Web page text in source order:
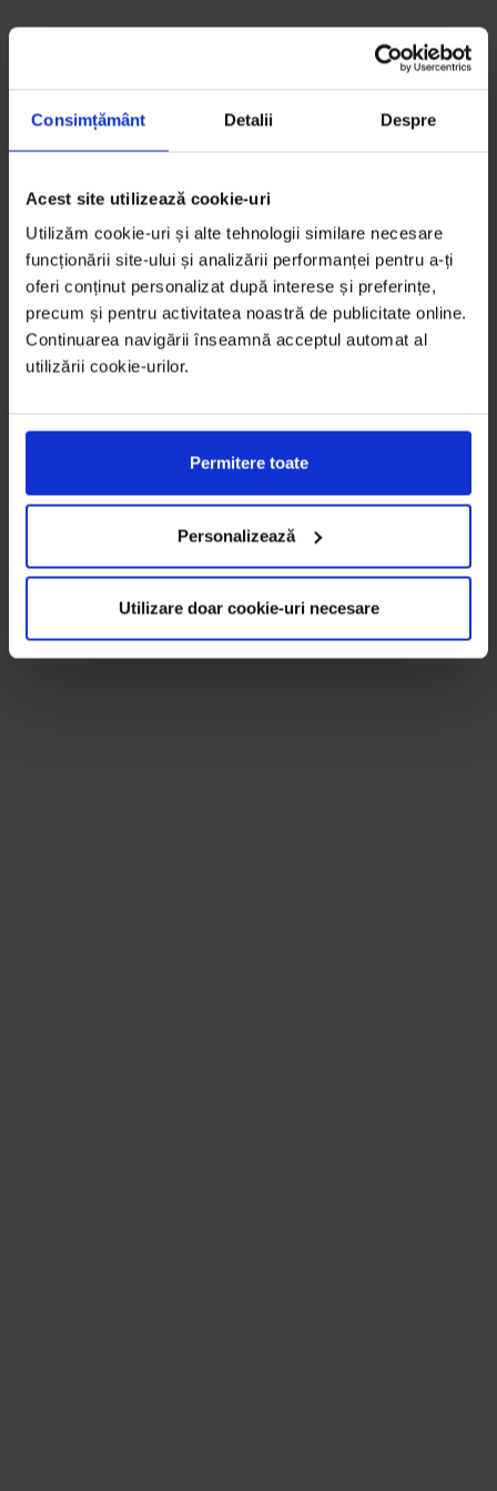
Consimțământ Detalii Despre
Acest site utilizează cookie-uri
Utilizăm cookie-uri și alte tehnologii similare necesare
funcționării site-ului și analizării performanței pentru a-ți
oferi conținut personalizat după interese și preferințe,
precum și pentru activitatea noastră de publicitate online.
Continuarea navigării înseamnă acceptul automat al
utilizării cookie-urilor.
Permitere toate
Personalizează
Utilizare doar cookie-uri necesare